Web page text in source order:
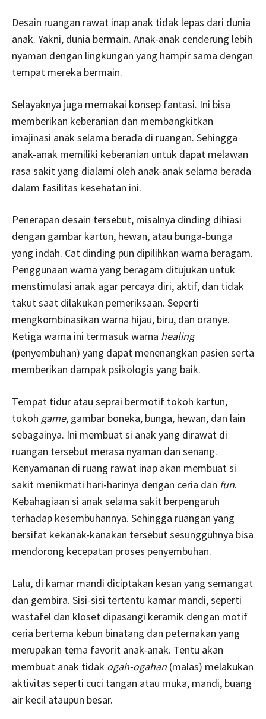
Desain ruangan rawat inap anak tidak lepas dari dunia
anak. Yakni, dunia bermain. Anak-anak cenderung lebih
nyaman dengan lingkungan yang hampir sama dengan
tempat mereka bermain.
Selayaknya juga memakai konsep fantasi. Ini bisa
memberikan keberanian dan membangkitkan
imajinasi anak selama berada di ruangan. Sehingga
anak-anak memiliki keberanian untuk dapat melawan
rasa sakit yang dialami oleh anak-anak selama berada
dalam fasilitas kesehatan ini.
Penerapan desain tersebut, misalnya dinding dihiasi
dengan gambar kartun, hewan, atau bunga-bunga
yang indah. Cat dinding pun dipilihkan warna beragam.
Penggunaan warna yang beragam ditujukan untuk
menstimulasi anak agar percaya diri, aktif, dan tidak
takut saat dilakukan pemeriksaan. Seperti
mengkombinasikan warna hijau, biru, dan oranye.
Ketiga warna ini termasuk warna healing
(penyembuhan) yang dapat menenangkan pasien serta
memberikan dampak psikologis yang baik.
Tempat tidur atau seprai bermotif tokoh kartun,
tokoh game, gambar boneka, bunga, hewan, dan lain
sebagainya. Ini membuat si anak yang dirawat di
ruangan tersebut merasa nyaman dan senang.
Kenyamanan di ruang rawat inap akan membuat si
sakit menikmati hari-harinya dengan ceria dan fun.
Kebahagiaan si anak selama sakit berpengaruh
terhadap kesembuhannya. Sehingga ruangan yang
bersifat kekanak-kanakan tersebut sesungguhnya bisa
mendorong kecepatan proses penyembuhan.
Lalu, di kamar mandi diciptakan kesan yang semangat
dan gembira. Sisi-sisi tertentu kamar mandi, seperti
wastafel dan kloset dipasangi keramik dengan motif
ceria bertema kebun binatang dan peternakan yang
merupakan tema favorit anak-anak. Tentu akan
membuat anak tidak ogah-ogahan (malas) melakukan
aktivitas seperti cuci tangan atau muka, mandi, buang
air kecil ataupun besar.